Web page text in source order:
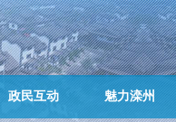
政民互动 魅力滦州